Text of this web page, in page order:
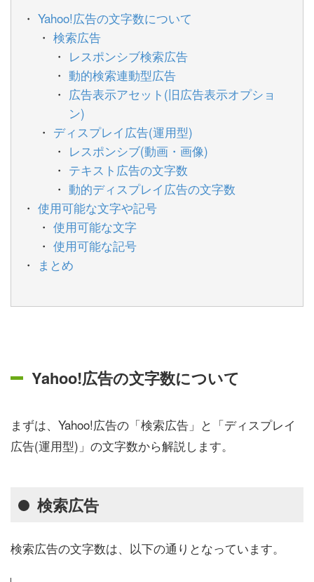
Yahoo!広告の文字数について
検索広告
レスポンシブ検索広告
動的検索連動型広告
広告表示アセット(旧広告表示オプショ
ン)
ディスプレイ広告(運用型)
レスポンシブ(動画・画像)
テキスト広告の文字数
動的ディスプレイ広告の文字数
使用可能な文字や記号
使用可能な文字
使用可能な記号
まとめ
Yahoo!広告の文字数について
まずは、Yahoo!広告の「検索広告」と「ディスプレイ
広告(運用型)」の文字数から解説します。
検索広告
検索広告の文字数は、以下の通りとなっています。